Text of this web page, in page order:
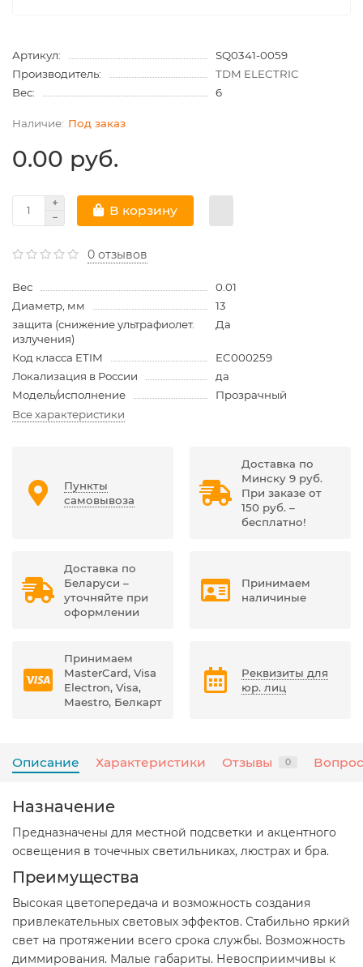
Артикул:
SQ0341-0059
Производитель:
TDM ELECTRIC
Вес:
6
Под заказ
0.00 руб.
В корзину
0 отзывов
Вес
0.01
Диаметр, мм
13
защита (снижение ультрафиолет.
излучения)
Да
Код класса ETIM
EC000259
Локализация в России
да
Модель/исполнение
Прозрачный
Все характеристики
Пункты
самовывоза
Доставка по
Минску 9 руб.
При заказе от
150 руб. –
бесплатно!
Доставка по
Беларуси –
уточняйте при
оформлении
Принимаем
наличиные
Принимаем
MasterCard, Visa
Electron, Visa,
Maestro, Белкарт
Реквизиты для
юр. лиц
Описание Характеристики Отзывы 0
Назначение
Предназначены для местной подсветки и акцентного
освещения в точечных светильниках, люстрах и бра.
Преимущества
Высокая цветопередача и возможность создания
привлекательных световых эффектов. Стабильно яркий
свет на протяжении всего срока службы. Возможность
диммирования. Малые габариты. Невосприимчивы к